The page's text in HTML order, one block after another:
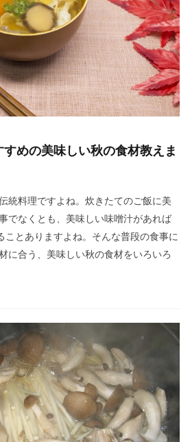
めの美味しい秋の食材教えま
統料理ですよね。炊きたてのご飯に美
でなくとも、美味しい味噌汁があれば
とありますよね。そんな普段の食事に
に合う、美味しい秋の食材をいろいろ